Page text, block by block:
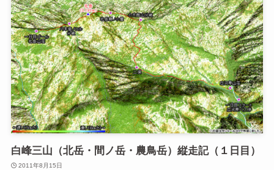
白峰三山（北岳・間ノ岳・農鳥岳）縦走記（１日目）
2011年8月15日